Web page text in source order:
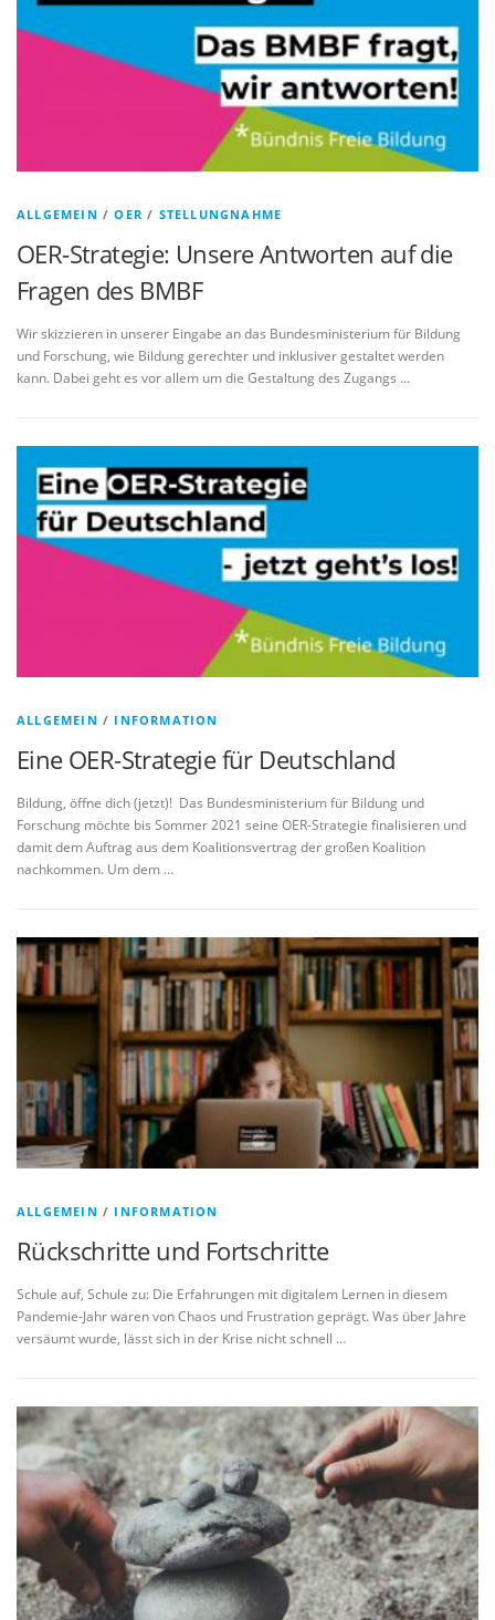
ALLGEMEIN /OER / STELLUNGNAHME
OER-Strategie: Unsere Antworten auf die
Fragen des BMBF
Wir skizzieren in unserer Eingabe an das Bundesministerium für Bildung
und Forschung, wie Bildung gerechter und inklusiver gestaltet werden
kann. Dabei geht es vor allem um die Gestaltung des Zugangs …
ALLGEMEIN / INFORMATION
Eine OER-Strategie für Deutschland
Bildung, öffne dich (jetzt)! Das Bundesministerium für Bildung und
Forschung möchte bis Sommer 2021 seine OER-Strategie finalisieren und
damit dem Auftrag aus dem Koalitionsvertrag der großen Koalition
nachkommen. Um dem …
ALLGEMEIN / INFORMATION
Rückschritte und Fortschritte
Schule auf, Schule zu: Die Erfahrungen mit digitalem Lernen in diesem
Pandemie-Jahr waren von Chaos und Frustration geprägt. Was über Jahre
versäumt wurde, lässt sich in der Krise nicht schnell …